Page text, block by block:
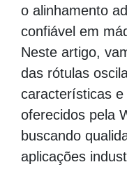
o alinhamento
confiável em
Neste artigo,
das rótulas
características
oferecidos pela
buscando
aplicações